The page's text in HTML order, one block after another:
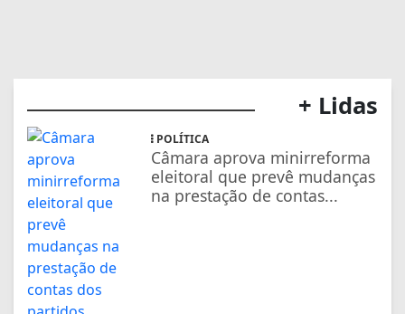
+ Lidas
POLÍTICA
Câmara aprova minirreforma
eleitoral que prevê mudanças
na prestação de contas...